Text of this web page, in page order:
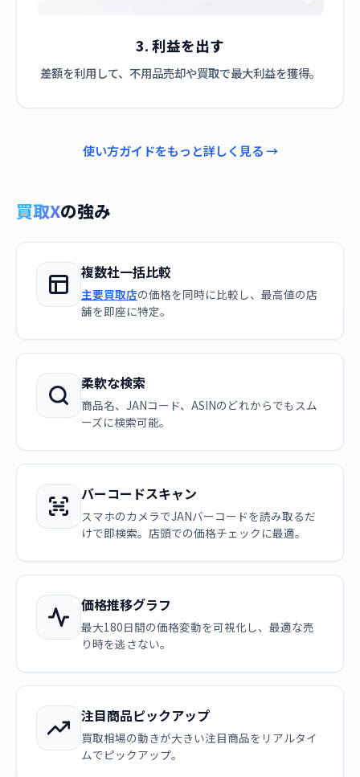
3. 利益を出す
差額を利用して、不用品売却や買取で最大利益を獲得。
使い方ガイドをもっと詳しく見る →
買取Xの強み
複数社一括比較
主要買取店の価格を同時に比較し、最高値の店
舗を即座に特定。
柔軟な検索
商品名、JANコード、ASINのどれからでもスム
ーズに検索可能。
バーコードスキャン
スマホのカメラでJANバーコードを読み取るだ
けで即検索。店頭での価格チェックに最適。
価格推移グラフ
最大180日間の価格変動を可視化し、最適な売
り時を逃さない。
注目商品ピックアップ
買取相場の動きが大きい注目商品をリアルタイ
ムでピックアップ。